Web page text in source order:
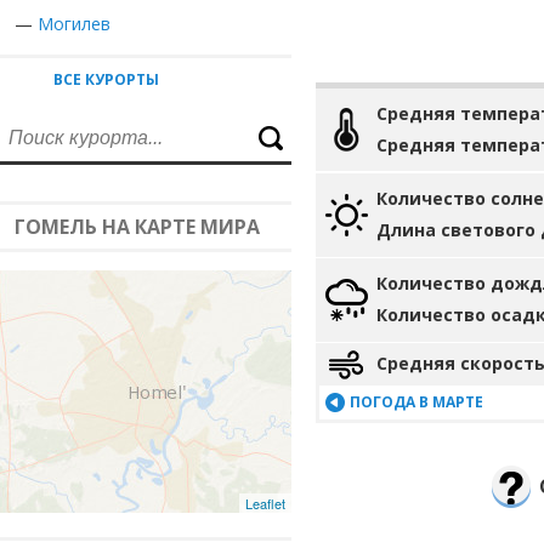
— Могилев
ВСЕ КУРОРТЫ
ГОМЕЛЬ НА КАРТЕ МИРА
Leaflet
Средняя
Средняя
Количество
Длина светового
Количество
Количество
Средняя
ПОГОДА В МАРТЕ